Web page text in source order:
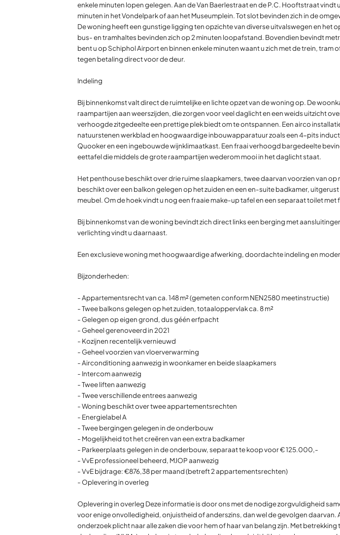
enkele minuten lopen gelegen. Aan de Van Baerlestraat en de P.C. Hooftstraat
minuten in het Vondelpark of aan het Museumplein. Tot slot bevinden zich in de
De woning heeft een gunstige ligging ten opzichte van diverse uitvalswegen en het
bus- en tramhaltes bevinden zich op 2 minuten loopafstand. Bovendien bevindt
bent u op Schiphol Airport en binnen enkele minuten waant u zich met de trein,
tegen betaling direct voor de deur.
Indeling
Bij binnenkomst valt direct de ruimtelijke en lichte opzet van de woning op. De
raampartijen aan weerszijden, die zorgen voor veel daglicht en een weids uitzicht
verhoogde zitgedeelte een prettige plek biedt om te ontspannen. Een airco
natuurstenen werkblad en hoogwaardige inbouwapparatuur zoals een 4-pits
Quooker en een ingebouwde wijnklimaatkast. Een fraai verhoogd bargedeelte
eettafel die middels de grote raampartijen wederom mooi in het daglicht staat.
Het penthouse beschikt over drie ruime slaapkamers, twee daarvan voorzien van
beschikt over een balkon gelegen op het zuiden en een en-suite badkamer,
meubel. Om de hoek vindt u nog een fraaie make-up tafel en een separaat toilet met
Bij binnenkomst van de woning bevindt zich direct links een berging met
verlichting vindt u daarnaast.
Een exclusieve woning met hoogwaardige afwerking, doordachte indeling en
Bijzonderheden:
- Appartementsrecht van ca. 148 m² (gemeten conform NEN2580 meetinstructie)
- Twee balkons gelegen op het zuiden, totaaloppervlak ca. 8 m²
- Gelegen op eigen grond, dus géén erfpacht
- Geheel gerenoveerd in 2021
- Kozijnen recentelijk vernieuwd
- Geheel voorzien van vloerverwarming
- Airconditioning aanwezig in woonkamer en beide slaapkamers
- Intercom aanwezig
- Twee liften aanwezig
- Twee verschillende entrees aanwezig
- Woning beschikt over twee appartementsrechten
- Energielabel A
- Twee bergingen gelegen in de onderbouw
- Mogelijkheid tot het creëren van een extra badkamer
- Parkeerplaats gelegen in de onderbouw, separaat te koop voor € 125.000,-
- VvE professioneel beheerd, MJOP aanwezig
- VvE bijdrage: €876,38 per maand (betreft 2 appartementsrechten)
- Oplevering in overleg
Oplevering in overleg Deze informatie is door ons met de nodige zorgvuldigheid
voor enige onvolledigheid, onjuistheid of anderszins, dan wel de gevolgen
onderzoek plicht naar alle zaken die voor hem of haar van belang zijn. Met